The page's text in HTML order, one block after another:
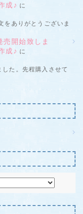
成♪ に
をありがとうございま
開始致しま
成♪ に
た。先程購入させて